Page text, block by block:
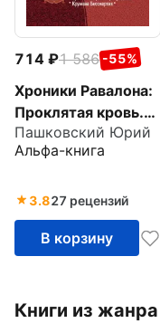
714 1 586 -55%
Хроники Равалона:
Проклятая кровь.
Похищение.
Проклятая кровь.
Кружева
бессмертия
Пашковский Юрий
Альфа-книга
3.827 рецензий
В корзину
Книги из жанра